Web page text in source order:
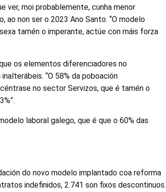
ver, moi probablemente, cunha menor
ao non ser o 2023 Ano Santo. “O modelo
tamén o imperante, actúe con máis forza
os elementos diferenciadores no
“O 58% da poboación
no sector Servizos, que é tamén o
laboral galego, que é que o 60% das
do novo modelo implantado coa reforma
indefinidos, 2.741 son fixos descontinuos.